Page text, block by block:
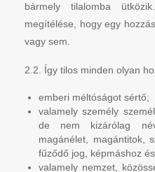
bármely tilalomba
megítélése, hogy egy
vagy sem.
2.2. Így tilos minden olyan
emberi méltóságot sértő;
valamely személy
de nem kizárólag
magánélet, magántitok,
fűződő jog, képmáshoz
valamely nemzet,